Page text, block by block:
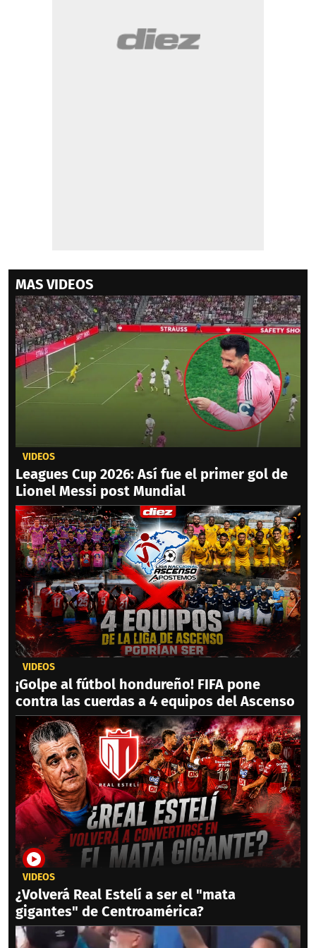
MAS VIDEOS
VIDEOS
Leagues Cup 2026: Así fue el primer gol de
Lionel Messi post Mundial
VIDEOS
¡Golpe al fútbol hondureño! FIFA pone
contra las cuerdas a 4 equipos del Ascenso
VIDEOS
¿Volverá Real Estelí a ser el "mata
gigantes" de Centroamérica?